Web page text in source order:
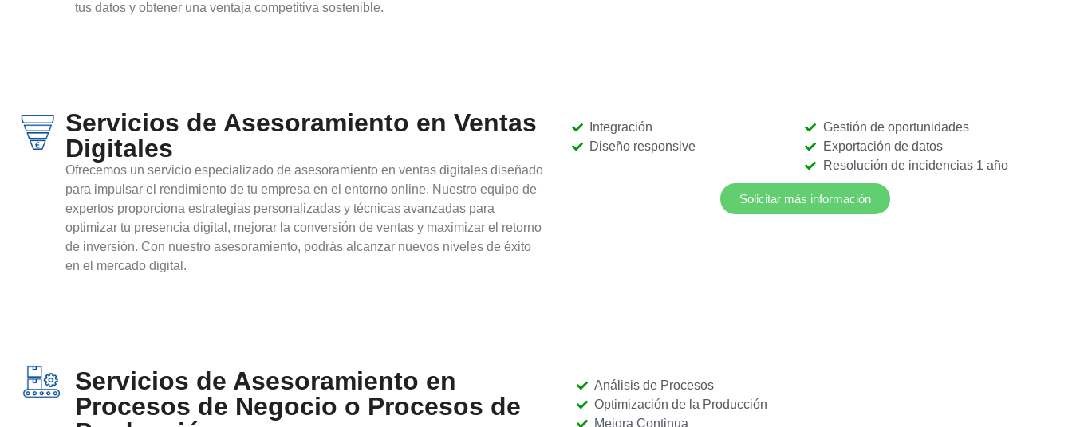
tus datos y obtener una ventaja competitiva sostenible.
Servicios de Asesoramiento en Ventas
Digitales
Ofrecemos un servicio especializado de asesoramiento en ventas digitales diseñado
para impulsar el rendimiento de tu empresa en el entorno online. Nuestro equipo de
expertos proporciona estrategias personalizadas y técnicas avanzadas para
optimizar tu presencia digital, mejorar la conversión de ventas y maximizar el retorno
de inversión. Con nuestro asesoramiento, podrás alcanzar nuevos niveles de éxito
en el mercado digital.
Integración
Diseño responsive
Gestión de oportunidades
Exportación de datos
Resolución de incidencias 1 año
Solicitar más información
Servicios de Asesoramiento en
Procesos de Negocio o Procesos de
Análisis de Procesos
Optimización de la Producción
Mejora Continua